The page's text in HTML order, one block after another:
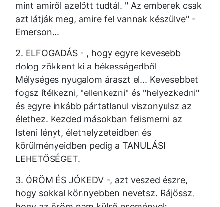
mint amiről azelőtt tudtál. " Az emberek csak
azt látják meg, amire fel vannak készülve" -
Emerson...
2. ELFOGADÁS - , hogy egyre kevesebb
dolog zökkent ki a békességedből.
Mélységes nyugalom áraszt el... Kevesebbet
fogsz ítélkezni, "ellenkezni" és "helyezkedni"
és egyre inkább pártatlanul viszonyulsz az
élethez. Kezded másokban felismerni az
Isteni lényt, élethelyzeteidben és
körülményeidben pedig a TANULÁSI
LEHETŐSÉGET.
3. ÖRÖM ÉS JÓKEDV -, azt veszed észre,
hogy sokkal könnyebben nevetsz. Rájössz,